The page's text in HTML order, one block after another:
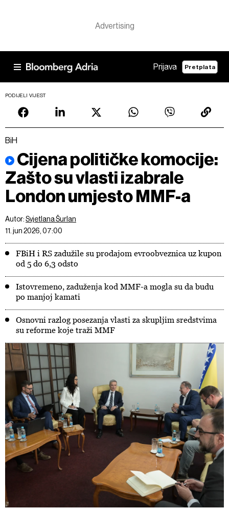
Prijava Pretplata
PODIJELI VIJEST
BiH
Cijena političke komocije:
Zašto su vlasti izabrale
London umjesto MMF-a
Autor:Svjetlana Šurlan
11. jun 2026, 07:00
FBiH i RS zadužile su prodajom evroobveznica uz kupon
od 5 do 6,3 odsto
Istovremeno, zaduženja kod MMF-a mogla su da budu
po manjoj kamati
Osnovni razlog posezanja vlasti za skupljim sredstvima
su reforme koje traži MMF